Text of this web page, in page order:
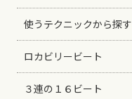
使うテクニックから探す
ロカビリービート
３連の１６ビート